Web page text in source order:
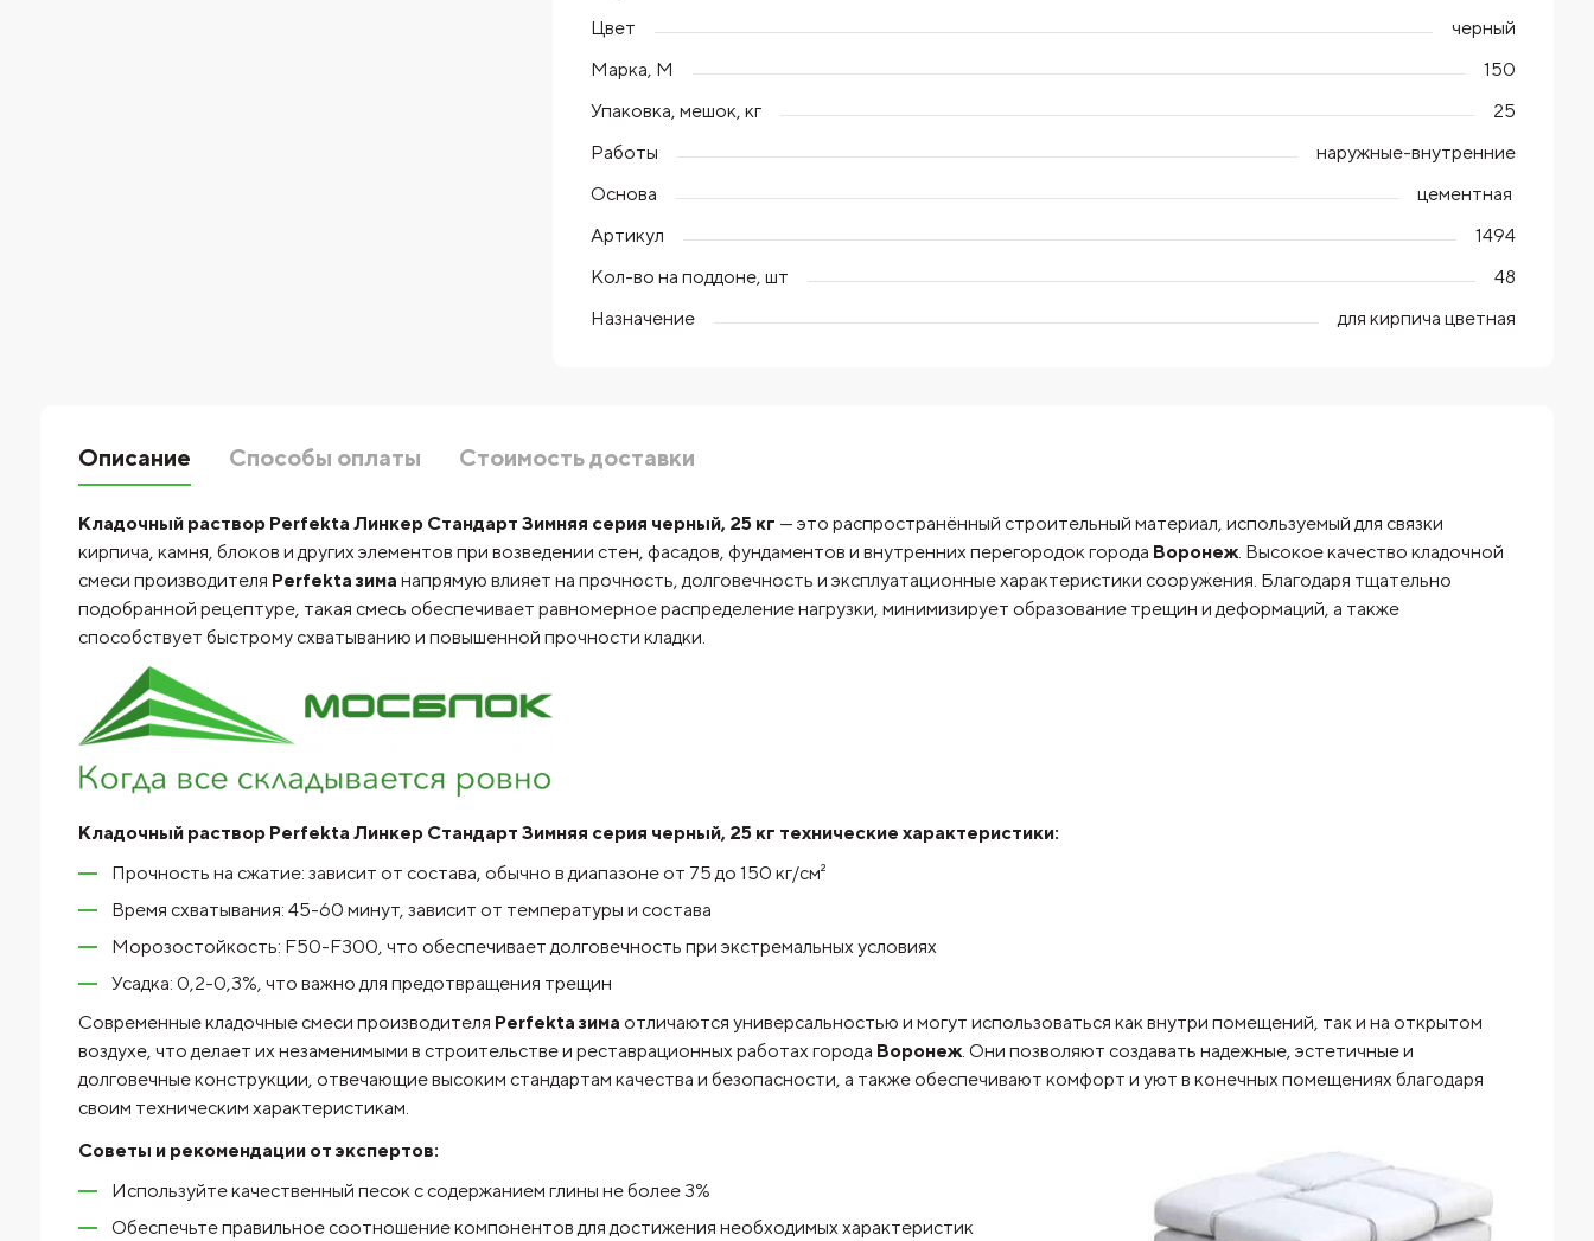
Цвет
черный
Марка, М
150
Упаковка, мешок, кг
25
Работы
наружные-внутренние
Основа
цементная
Артикул
1494
Кол-во на поддоне, шт
48
Назначение
для кирпича цветная
Описание Способы оплаты Стоимость доставки
Кладочный раствор Perfekta Линкер Стандарт Зимняя серия черный, 25 кг — это распространённый строительный материал, используемый для связки
кирпича, камня, блоков и других элементов при возведении стен, фасадов, фундаментов и внутренних перегородок города Воронеж. Высокое качество кладочной
смеси производителя Perfekta зима напрямую влияет на прочность, долговечность и эксплуатационные характеристики сооружения. Благодаря тщательно
подобранной рецептуре, такая смесь обеспечивает равномерное распределение нагрузки, минимизирует образование трещин и деформаций, а также
способствует быстрому схватыванию и повышенной прочности кладки.
Кладочный раствор Perfekta Линкер Стандарт Зимняя серия черный, 25 кг технические характеристики:
Прочность на сжатие: зависит от состава, обычно в диапазоне от 75 до 150 кг/см²
Время схватывания: 45-60 минут, зависит от температуры и состава
Морозостойкость: F50-F300, что обеспечивает долговечность при экстремальных условиях
Усадка: 0,2-0,3%, что важно для предотвращения трещин
Современные кладочные смеси производителя Perfekta зима отличаются универсальностью и могут использоваться как внутри помещений, так и на открытом
воздухе, что делает их незаменимыми в строительстве и реставрационных работах города Воронеж. Они позволяют создавать надежные, эстетичные и
долговечные конструкции, отвечающие высоким стандартам качества и безопасности, а также обеспечивают комфорт и уют в конечных помещениях благодаря
своим техническим характеристикам.
Советы и рекомендации от экспертов:
Используйте качественный песок с содержанием глины не более 3%
Обеспечьте правильное соотношение компонентов для достижения необходимых характеристик